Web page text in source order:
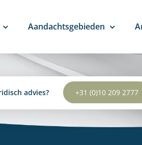
advies? +31 (0)10 209 2777
Aandachtsgebieden